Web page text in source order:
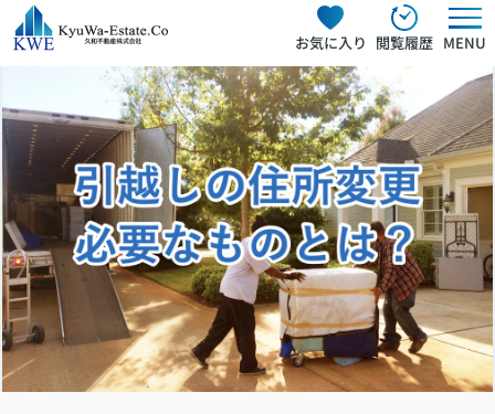
お気に入り 閲覧履歴 MENU